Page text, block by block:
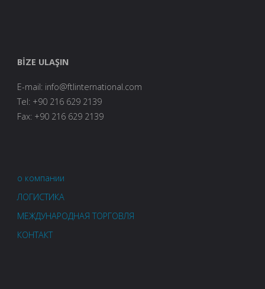
BİZE ULAŞIN
E-mail: info@ftlinternational.com
Tel: +90 216 629 2139
Fax: +90 216 629 2139
о компании
ЛОГИСТИКА
МЕЖДУНАРОДНАЯ ТОРГОВЛЯ
КОНТАКТ